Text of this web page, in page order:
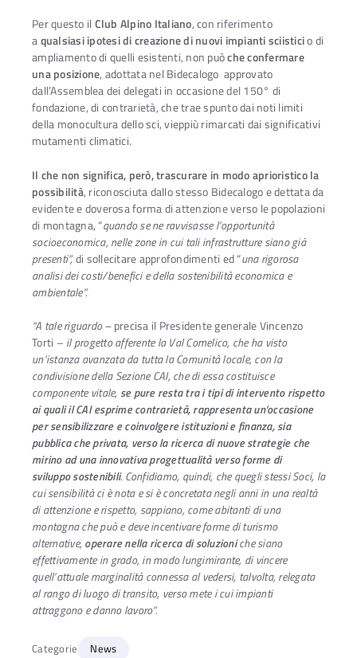
Per questo il Club Alpino Italiano, con riferimento
aqualsiasi ipotesi di creazione di nuovi impianti sciisticio di
ampliamento di quelli esistenti, non puòche confermare
una posizione, adottata nel Bidecalogo approvato
dall’Assemblea dei delegati in occasione del 150° di
fondazione, di contrarietà, che trae spunto dai noti limiti
della monocultura dello sci, vieppiù rimarcati dai significativi
mutamenti climatici.
Il che non significa, però, trascurare in modo aprioristico la
possibilità, riconosciuta dallo stesso Bidecalogo e dettata da
evidente e doverosa forma di attenzione verso le popolazioni
di montagna, “quando se ne ravvisasse l’opportunità
socioeconomica, nelle zone in cui tali infrastrutture siano già
presenti”,di sollecitare approfondimenti ed “una rigorosa
analisi dei costi/benefici e della sostenibilità economica e
ambientale”.
“A tale riguardo –precisa il Presidente generale Vincenzo
Torti – il progetto afferente la Val Comelico, che ha visto
un’istanza avanzata da tutta la Comunità locale, con la
condivisione della Sezione CAI, che di essa costituisce
componente vitale, se pure resta tra i tipi di intervento rispetto
ai quali il CAI esprime contrarietà, rappresenta un’occasione
per sensibilizzare e coinvolgere istituzioni e finanza, sia
pubblica che privata, verso la ricerca di nuove strategie che
mirino ad una innovativa progettualità verso forme di
svilupposostenibili. Confidiamo, quindi, che quegli stessi Soci, la
cui sensibilità ci è nota e si è concretata negli anni in una realtà
di attenzione e rispetto, sappiano, come abitanti di una
montagna che può e deve incentivare forme di turismo
alternative, operare nella ricerca di soluzioniche siano
effettivamente in grado, in modo lungimirante, di vincere
quell’attuale marginalità connessa al vedersi, talvolta, relegata
al rango di luogo di transito, verso mete i cui impianti
attraggono e danno lavoro”.
Categorie
News